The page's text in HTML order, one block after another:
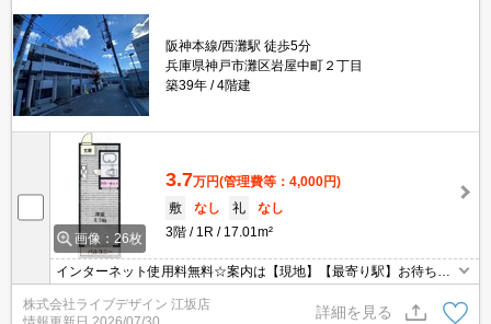
阪神本線/西灘駅 徒歩5分
兵庫県神戸市灘区岩屋中町２丁目
築39年
4階建
画像：26枚
3.7万円(管理費等：4,000円)
敷
なし 礼
なし
3階
1R 17.01m²
インターネット使用料無料☆案内は【現地】【最寄り駅】お待ち合
わせＯＫです♪
株式会社ライブデザイン 江坂店
情報更新日 2026/07/30
詳細を見る